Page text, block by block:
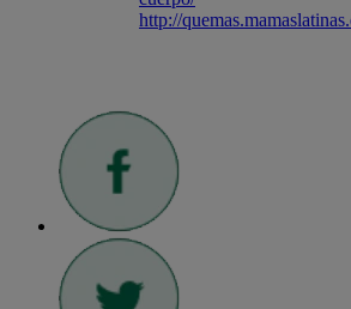
http://